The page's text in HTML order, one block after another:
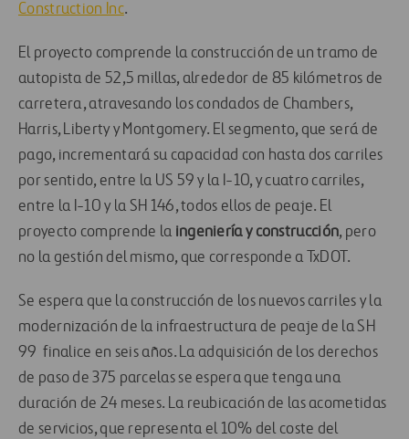
Construction Inc.
El proyecto comprende la construcción de un tramo de
autopista de 52,5 millas, alrededor de 85 kilómetros de
carretera, atravesando los condados de Chambers,
Harris, Liberty y Montgomery. El segmento, que será de
pago, incrementará su capacidad con hasta dos carriles
por sentido, entre la US 59 y la I-10, y cuatro carriles,
entre la I-10 y la SH 146, todos ellos de peaje. El
proyecto comprende la ingeniería y construcción, pero
no la gestión del mismo, que corresponde a TxDOT.
Se espera que la construcción de los nuevos carriles y la
modernización de la infraestructura de peaje de la SH
99 finalice en seis años. La adquisición de los derechos
de paso de 375 parcelas se espera que tenga una
duración de 24 meses. La reubicación de las acometidas
de servicios, que representa el 10% del coste del